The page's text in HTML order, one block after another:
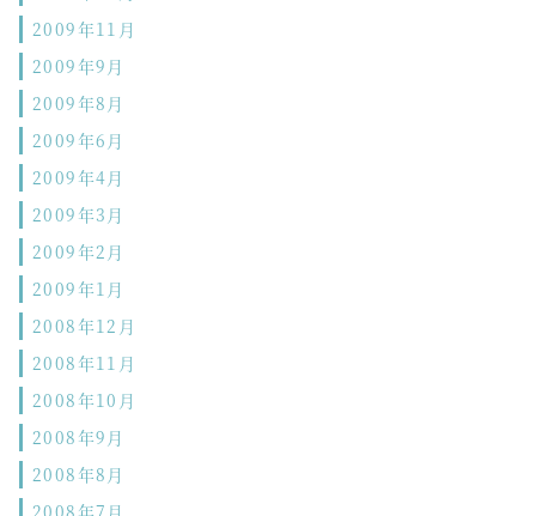
2009年11月
2009年9月
2009年8月
2009年6月
2009年4月
2009年3月
2009年2月
2009年1月
2008年12月
2008年11月
2008年10月
2008年9月
2008年8月
2008年7月